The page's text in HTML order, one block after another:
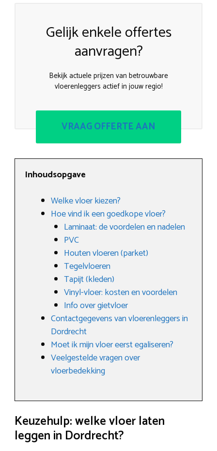
Gelijk enkele offertes
aanvragen?
Bekijk actuele prijzen van betrouwbare
vloerenleggers actief in jouw regio!
VRAAG OFFERTE AAN
Inhoudsopgave
Welke vloer kiezen?
Hoe vind ik een goedkope vloer?
Laminaat: de voordelen en nadelen
PVC
Houten vloeren (parket)
Tegelvloeren
Tapijt (kleden)
Vinyl-vloer: kosten en voordelen
Info over gietvloer
Contactgegevens van vloerenleggers in
Dordrecht
Moet ik mijn vloer eerst egaliseren?
Veelgestelde vragen over
vloerbedekking
Keuzehulp: welke vloer laten
leggen in Dordrecht?